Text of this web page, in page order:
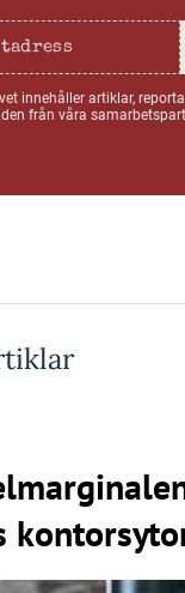
innehåller artiklar,
från våra